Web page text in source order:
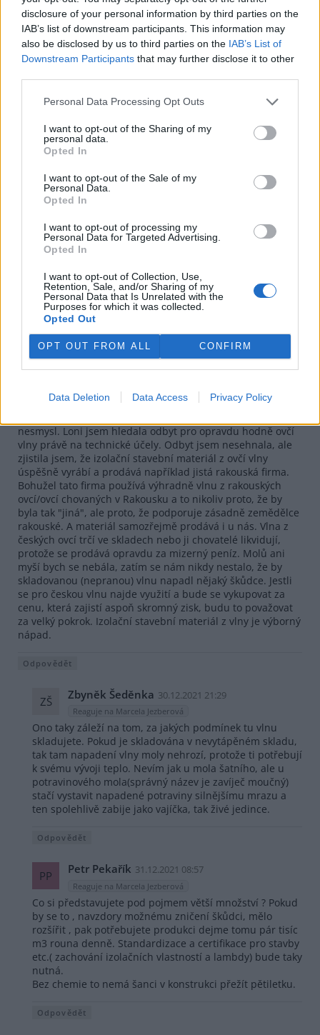
disclosure of your personal information by third parties on the
IAB’s list of downstream participants. This information may
also be disclosed by us to third parties on the IAB’s List of
Downstream Participants that may further disclose it to other
Personal Data Processing Opt Outs
I want to opt-out of the Sharing of my
personal data.
Opted In
I want to opt-out of the Sale of my
Personal Data.
Opted In
I want to opt-out of processing my
Personal Data for Targeted Advertising.
Opted In
I want to opt-out of Collection, Use,
Retention, Sale, and/or Sharing of my
Personal Data that Is Unrelated with the
Purposes for which it was collected.
Opted Out
OPT OUT FROM ALL CONFIRM
Data Deletion Data Access Privacy Policy
Odpovědět
DB Darth Bane 31.12.2021 09:57
Reaguje na Petr Pekařík
Současný "obyčejný stavebnik" musí být při těch
současných cenách pěkně vypaseny imperialista.
Odpovědět
Zbyněk Šeděnka
Jestli se najde nějaký blázen, který to použije a
nenapustí to nějakým jedovatým sajrajtem, tak
poskytne molům šatním nekonečnou hostinu.
Odpovědět
DB Darth Bane 31.12.2021 09:55
Reaguje na Zbyněk Šeděnka
Jistěže bude, atropin z ruliku je také eko.....eko není
sodovkac, který vypousteji ovce.
Odpovědět
Na rozdíl od diskutujících přede mnou nepovažuji
nesmysl. Loni jsem hledala odbyt pro opravdu hodně ovčí
vlny právě na technické účely. Odbyt jsem nesehnala, ale
zjistila jsem, že izolační stavební materiál z ovčí vlny
úspěšně vyrábí a prodává například jistá rakouská firma.
Bohužel tato firma používá výhradně vlnu z rakouských
ovcí/ovcí chovaných v Rakousku a to nikoliv proto, že by
byla tak "jiná", ale proto, že podporuje zásadně zemědělce
rakouské. A materiál samozřejmě prodává i u nás. Vlna z
českých ovcí trčí ve skladech nebo ji chovatelé likvidují,
protože se prodává opravdu za mizerný peníz. Molů ani
myší bych se nebála, zatím se nám nikdy nestalo, že by
skladovanou (nepranou) vlnu napadl nějaký škůdce. Jestli
se pro českou vlnu najde využití a bude se vykupovat za
cenu, která zajistí aspoň skromný zisk, budu to považovat
za velký pokrok. Izolační stavební materiál z vlny je výborný
nápad.
Odpovědět
ZŠ Zbyněk Šeděnka 30.12.2021 21:29
Reaguje na Marcela Jezberová
Ono taky záleží na tom, za jakých podmínek tu vlnu
skladujete. Pokud je skladována v nevytápěném skladu,
tak tam napadení vlny moly nehrozí, protože ti potřebují
k svému vývoji teplo. Nevím jak u mola šatního, ale u
potravinového mola(správný název je zavíječ moučný)
stačí vystavit napadené potraviny silnějšímu mrazu a
ten spolehlivě zabije jako vajíčka, tak živé jedince.
Odpovědět
PP Petr Pekařík 31.12.2021 08:57
Reaguje na Marcela Jezberová
Co si představujete pod pojmem větší množství ? Pokud
by se to , navzdory možnému zničení škůdci, mělo
rozšířit , pak potřebujete produkci dejme tomu pár tisíc
m3 rouna denně. Standardizace a certifikace pro stavby
etc.( zachování izolačních vlastností a lambdy) bude taky
nutná.
Bez chemie to nemá šanci v konstrukci přežít pětiletku.
Odpovědět